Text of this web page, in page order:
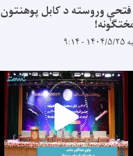
فتحې وروسته د کابل پوهنتون
۹:۱۴